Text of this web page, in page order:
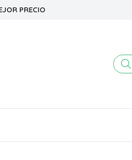
PRECIO